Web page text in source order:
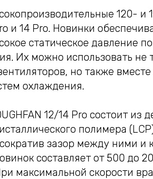
120- и
и 14 Pro. Новинки
статическое давление
Их можно использовать не
но также
охлаждения.
12/14 Pro состоит из
полимера
зазор между ними и
составляет от 500 до
максимальной скорости